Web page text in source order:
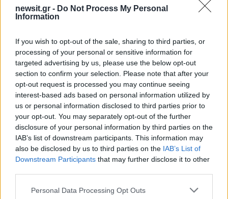
newsit.gr - Do Not Process My Personal
Information
If you wish to opt-out of the sale, sharing to third parties, or
processing of your personal or sensitive information for
targeted advertising by us, please use the below opt-out
section to confirm your selection. Please note that after your
opt-out request is processed you may continue seeing
interest-based ads based on personal information utilized by
us or personal information disclosed to third parties prior to
your opt-out. You may separately opt-out of the further
disclosure of your personal information by third parties on the
IAB’s list of downstream participants. This information may
also be disclosed by us to third parties on the IAB’s List of
Downstream Participants that may further disclose it to other
Please note that this website/app uses one or more Google
Personal Data Processing Opt Outs
Σχόλια
Σχολίασε εδώ
50 /50
Καιρός «hot – dry – windy»
Αυξημένος ο κίνδυνος
φωτιάς, συναγερμός σε 6
περιφέρειες
σορός που βρέθηκε
Λυκαβηττό - Από
θάνατός της